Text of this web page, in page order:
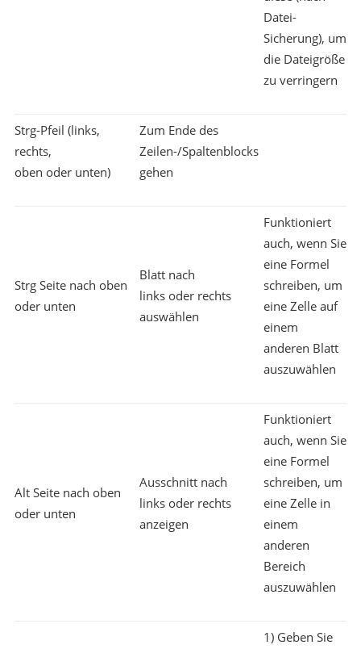
Datei-
Sicherung), um
die Dateigröße
zu verringern
Strg-Pfeil (links,
rechts,
oben oder unten)
Zum Ende des
Zeilen-/Spaltenblocks
gehen
Strg Seite nach oben
oder unten
Blatt nach
links oder rechts
auswählen
Funktioniert
auch, wenn Sie
eine Formel
schreiben, um
eine Zelle auf
einem
anderen Blatt
auszuwählen
Alt Seite nach oben
oder unten
Ausschnitt nach
links oder rechts
anzeigen
Funktioniert
auch, wenn Sie
eine Formel
schreiben, um
eine Zelle in
einem
anderen
Bereich
auszuwählen
1) Geben Sie